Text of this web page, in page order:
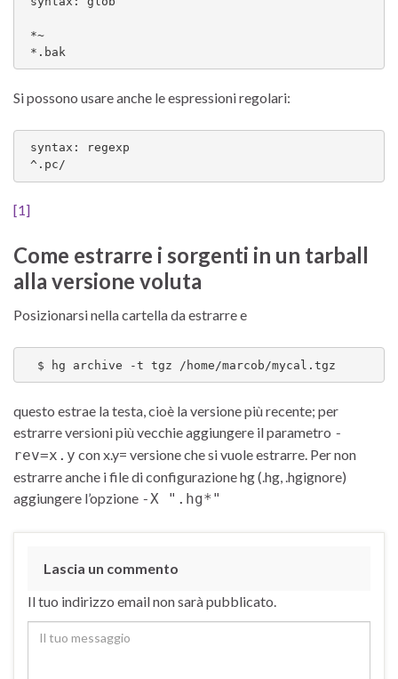
*~
*.bak
Si possono usare anche le espressioni regolari:
syntax: regexp
^.pc/
[1]
Come estrarre i sorgenti in un tarball
alla versione voluta
Posizionarsi nella cartella da estrarre e
  $ hg archive -t tgz /home/marcob/mycal.tgz
questo estrae la testa, cioè la versione più recente; per
estrarre versioni più vecchie aggiungere il parametro -
rev=x.y con x.y= versione che si vuole estrarre. Per non
estrarre anche i file di configurazione hg (.hg, .hgignore)
aggiungere l’opzione -X ".hg*"
Lascia un commento
Il tuo indirizzo email non sarà pubblicato.